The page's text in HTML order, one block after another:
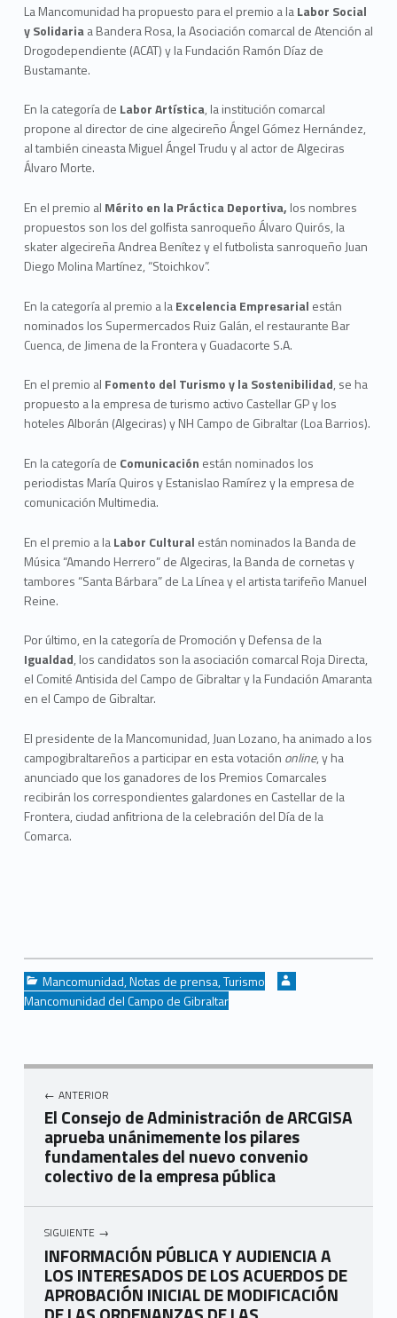
La Mancomunidad ha propuesto para el premio a laLabor Social
y Solidariaa Bandera Rosa, la Asociación comarcal de Atención al
Drogodependiente (ACAT) y la Fundación Ramón Díaz de
Bustamante.
En la categoría de Labor Artística, la institución comarcal
propone al director de cine algecireño Ángel Gómez Hernández,
al también cineasta Miguel Ángel Trudu y al actor de Algeciras
Álvaro Morte.
En el premio al Mérito en la Práctica Deportiva, los nombres
propuestos son los del golfista sanroqueño Álvaro Quirós, la
skater algecireña Andrea Benítez y el futbolista sanroqueño Juan
Diego Molina Martínez, “Stoichkov”.
En la categoría al premio a laExcelencia Empresarial están
nominados los Supermercados Ruiz Galán, el restaurante Bar
Cuenca, de Jimena de la Frontera y Guadacorte S.A.
En el premio al Fomento del Turismo y la Sostenibilidad, se ha
propuesto a la empresa de turismo activo Castellar GP y los
hoteles Alborán (Algeciras) y NH Campo de Gibraltar (Loa Barrios).
En la categoría de Comunicación están nominados los
periodistas María Quiros y Estanislao Ramírez y la empresa de
comunicación Multimedia.
En el premio a laLabor Cultural están nominados la Banda de
Música “Amando Herrero” de Algeciras, la Banda de cornetas y
tambores “Santa Bárbara” de La Línea y el artista tarifeño Manuel
Reine.
Por último, en la categoría de Promoción y Defensa de la
Igualdad, los candidatos son la asociación comarcal Roja Directa,
el Comité Antisida del Campo de Gibraltar y la Fundación Amaranta
en el Campo de Gibraltar.
El presidente de la Mancomunidad, Juan Lozano, ha animado a los
campogibraltareños a participar en esta votación online, y ha
anunciado que los ganadores de los Premios Comarcales
recibirán los correspondientes galardones en Castellar de la
Frontera, ciudad anfitriona de la celebración del Día de la
Comarca.
Categorized in:
Mancomunidad,Notas de prensa,Turismo
Written by:
Mancomunidad del Campo de Gibraltar
ANTERIOR
El Consejo de Administración de ARCGISA
aprueba unánimemente los pilares
fundamentales del nuevo convenio
colectivo de la empresa pública
SIGUIENTE
INFORMACIÓN PÚBLICA Y AUDIENCIA A
LOS INTERESADOS DE LOS ACUERDOS DE
APROBACIÓN INICIAL DE MODIFICACIÓN